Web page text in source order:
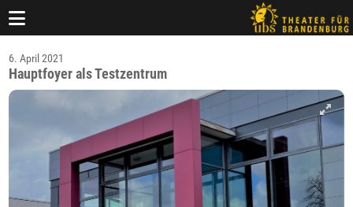
6. April 2021
Hauptfoyer als Testzentrum